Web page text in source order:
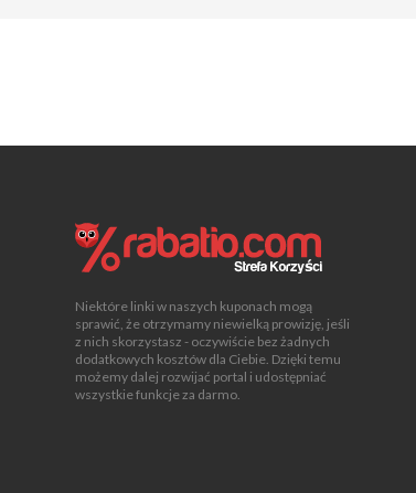
Niektóre linki w naszych kuponach mogą
sprawić, że otrzymamy niewielką prowizję, jeśli
z nich skorzystasz - oczywiście bez żadnych
dodatkowych kosztów dla Ciebie. Dzięki temu
możemy dalej rozwijać portal i udostępniać
wszystkie funkcje za darmo.